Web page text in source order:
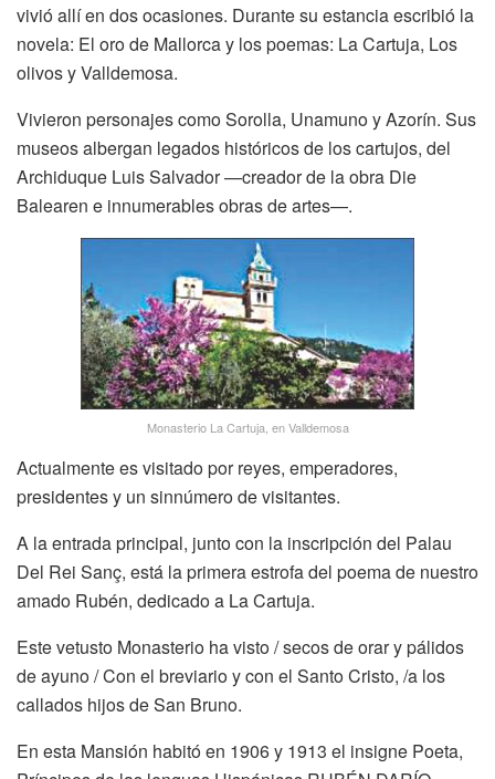
vivió allí en dos ocasiones. Durante su estancia escribió la
novela: El oro de Mallorca y los poemas: La Cartuja, Los
olivos y Valldemosa.
Vivieron personajes como Sorolla, Unamuno y Azorín. Sus
museos albergan legados históricos de los cartujos, del
Archiduque Luis Salvador —creador de la obra Die
Balearen e innumerables obras de artes—.
Monasterio La Cartuja, en Valldemosa
Actualmente es visitado por reyes, emperadores,
presidentes y un sinnúmero de visitantes.
A la entrada principal, junto con la inscripción del Palau
Del Rei Sanç, está la primera estrofa del poema de nuestro
amado Rubén, dedicado a La Cartuja.
Este vetusto Monasterio ha visto / secos de orar y pálidos
de ayuno / Con el breviario y con el Santo Cristo, /a los
callados hijos de San Bruno.
En esta Mansión habitó en 1906 y 1913 el insigne Poeta,